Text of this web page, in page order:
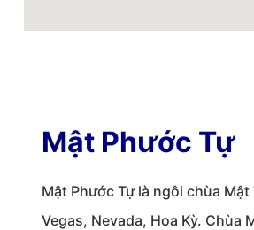
Mật Phước Tự
Mật Phước Tự là ngôi chùa Mật
Vegas, Nevada, Hoa Kỳ. Chùa